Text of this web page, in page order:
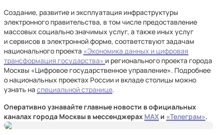
Создание, развитие и эксплуатация инфраструктуры
электронного правительства, в том числе предоставление
массовых социально значимых услуг, а также иных услуг
и сервисов в электронной форме, соответствуют задачам
национального проекта «Экономика данных и цифровая
трансформация государства» и регионального проекта города
Москвы «Цифровое государственное управление». Подробнее
о национальных проектах России и вкладе столицы можно
узнать на специальной странице.
Оперативно узнавайте главные новости в официальных
каналах города Москвы в мессенджерах MAX и «Телеграм».